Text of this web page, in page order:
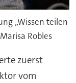
„Wissen teilen
Robles
zuerst
vom